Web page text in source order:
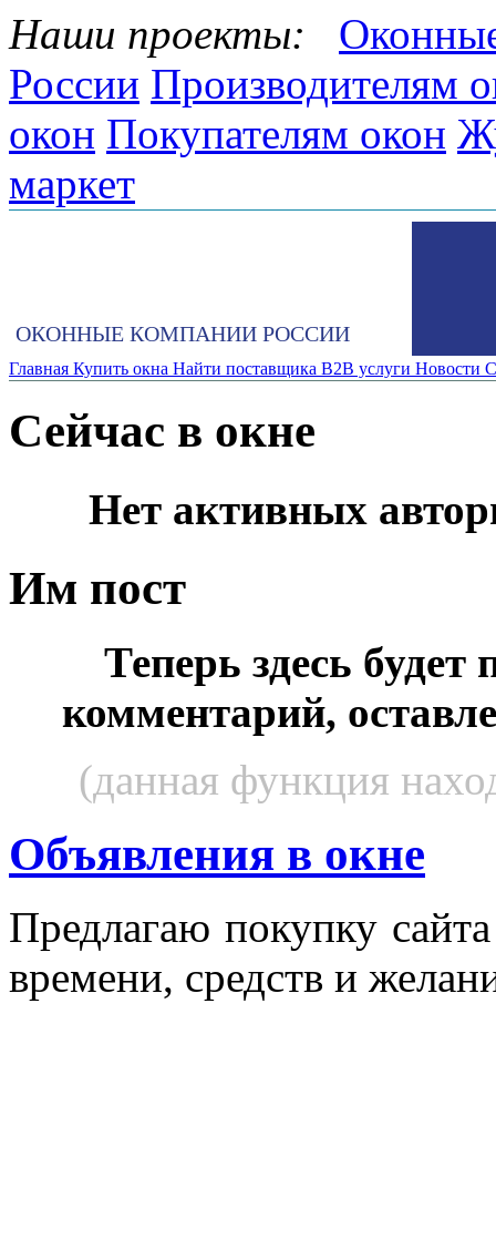
Наши проекты:
России Производителям
окон Покупателям окон
маркет
ОКОННЫЕ КОМПАНИИ РОССИИ
Главная Купить окна Найти поставщика B2B услуги Новости
Сейчас в окне
Нет активных
Им пост
Теперь здесь будет
комментарий,
(данная функция
Объявления в окне
Пред­ла­гаю по­куп­ку
вре­мени, средств и